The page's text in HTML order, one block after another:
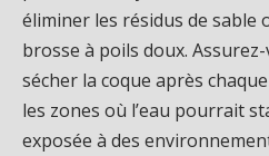
éliminer les résidus de sable
brosse à poils doux.
sécher la coque après
les zones où l’eau pourrait
exposée à des